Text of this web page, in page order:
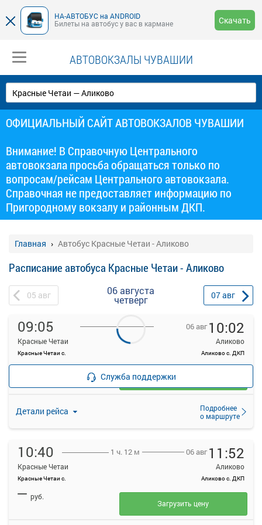
НА-АВТОБУС на ANDROID
Билеты на автобус у вас в кармане
Скачать
АВТОВОКЗАЛЫ ЧУВАШИИ
ОФИЦИАЛЬНЫЙ САЙТ АВТОВОКЗАЛОВ ЧУВАШИИ
Внимание! В Справочную Центрального
автовокзала просьба обращаться только по
вопросам/рейсам Центрального автовокзала.
Справочная не предоставляет информацию по
Пригородному вокзалу и районным ДКП.
Главная Автобус Красные Четаи - Аликово
Расписание автобуса Красные Четаи - Аликово
05 авг 06 августа
четверг 07авг
09:05
Красные Четаи
Красные Четаи с.
06 авг 10:02
Аликово
Аликово с. ДКП
Детали рейса
Подробнее
о маршруте
—
Загрузить цену
10:40
Красные Четаи
Красные Четаи с.
1 ч. 12 м 06 авг 11:52
Аликово
Аликово с. ДКП
— руб.
Загрузить цену
Служба поддержки